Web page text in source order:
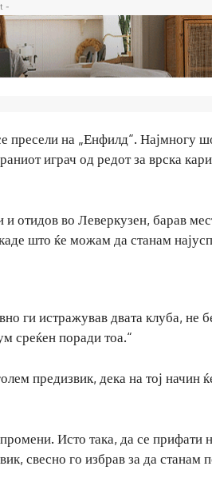
-
пресели на „Енфилд“. Најмногу
играч од редот за врска
отидов во Леверкузен, барав
што ќе можам да станам
ги истражував двата клуба, не
среќен поради тоа.“
предизвик, дека на тој начин
Исто така, да се прифати
свесно го избрав за да станам